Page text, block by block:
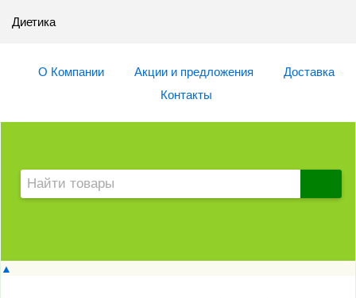
Диетика
О Компании Акции и предложения
Доставка
Контакты
▲